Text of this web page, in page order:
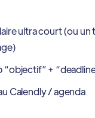
ultra court (ou un
“objectif” +
Calendly / agenda